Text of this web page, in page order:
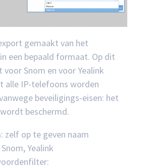
gemaakt van het
een bepaald formaat. Op dit
Snom en voor Yealink
alle IP-telefoons worden
beveiligings-eisen: het
beschermd.
zelf op te geven naam
Yealink